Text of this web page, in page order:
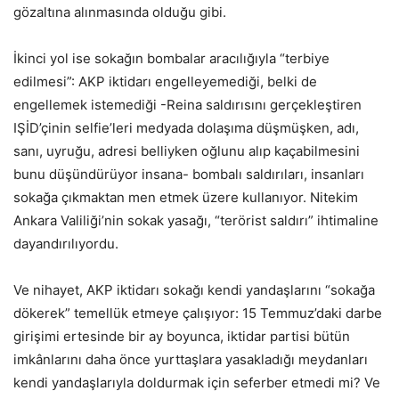
gözaltına alınmasında olduğu gibi.
İkinci yol ise sokağın bombalar aracılığıyla “terbiye
edilmesi”: AKP iktidarı engelleyemediği, belki de
engellemek istemediği -Reina saldırısını gerçekleştiren
IŞİD’çinin selfie’leri medyada dolaşıma düşmüşken, adı,
sanı, uyruğu, adresi belliyken oğlunu alıp kaçabilmesini
bunu düşündürüyor insana- bombalı saldırıları, insanları
sokağa çıkmaktan men etmek üzere kullanıyor. Nitekim
Ankara Valiliği’nin sokak yasağı, “terörist saldırı” ihtimaline
dayandırılıyordu.
Ve nihayet, AKP iktidarı sokağı kendi yandaşlarını “sokağa
dökerek” temellük etmeye çalışıyor: 15 Temmuz’daki darbe
girişimi ertesinde bir ay boyunca, iktidar partisi bütün
imkânlarını daha önce yurttaşlara yasakladığı meydanları
kendi yandaşlarıyla doldurmak için seferber etmedi mi? Ve